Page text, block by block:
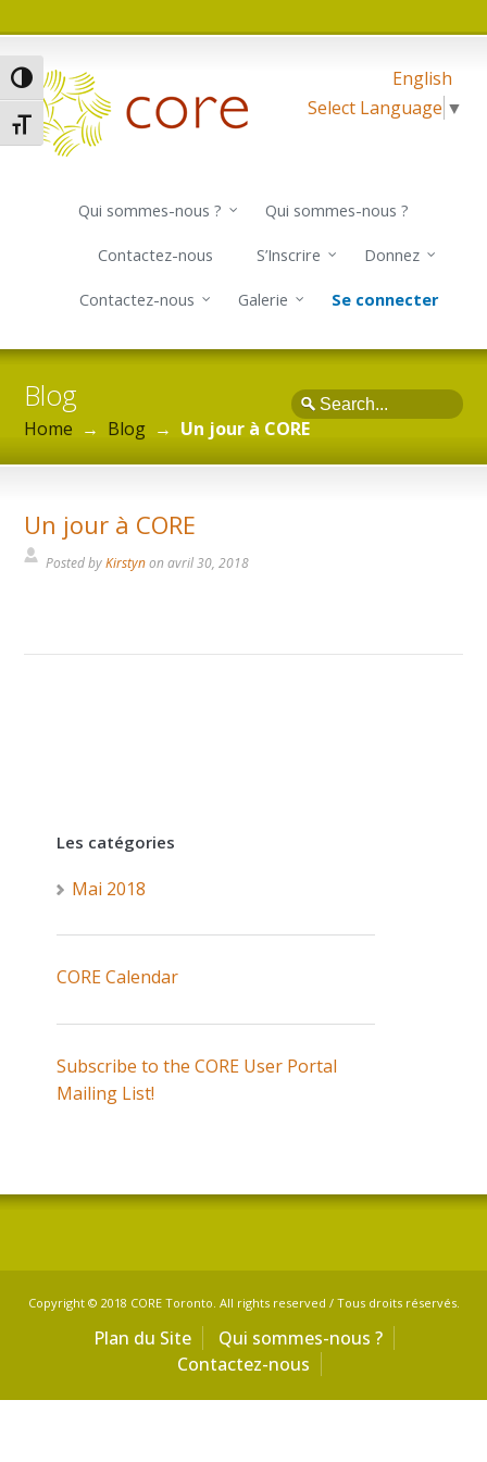
Passer en contraste élevé
Changer la taille de la police
English
Select Language ▼
Qui sommes-nous ? Qui sommes-nous ?
Contactez-nous S’Inscrire Donnez
Contactez-nous Galerie Se connecter
Blog Search
Home → Blog → Un jour à CORE
Un jour à CORE
Posted byKirstynonavril 30, 2018
Les catégories
Mai 2018
CORE Calendar
Subscribe to the CORE User Portal
Mailing List!
Copyright © 2018 CORE Toronto. All rights reserved / Tous droits réservés.
Plan du Site
Qui sommes-nous ?
Contactez-nous